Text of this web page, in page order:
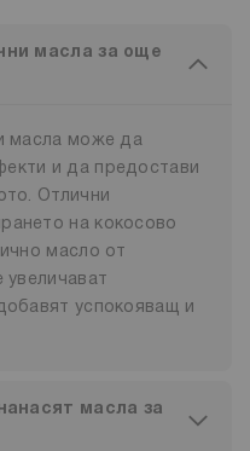
масла за още
масла може да
и да предостави
Отлични
на кокосово
масло от
увеличават
успокояващ и
масла за